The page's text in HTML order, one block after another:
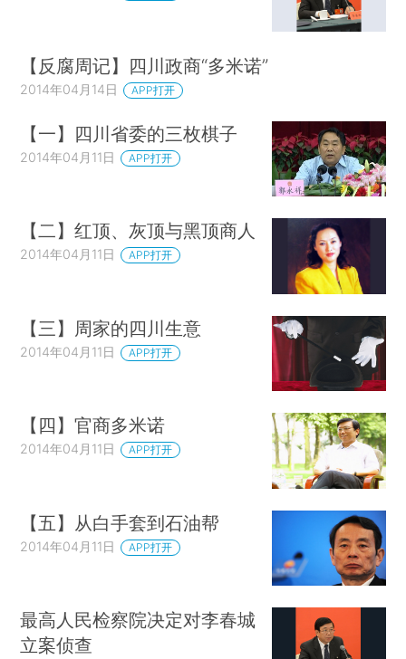
【反腐周记】四川政商“多米诺”
2014年04月14日 APP打开
【一】四川省委的三枚棋子
2014年04月11日 APP打开
【二】红顶、灰顶与黑顶商人
2014年04月11日 APP打开
【三】周家的四川生意
2014年04月11日 APP打开
【四】官商多米诺
2014年04月11日 APP打开
【五】从白手套到石油帮
2014年04月11日 APP打开
最高人民检察院决定对李春城
立案侦查